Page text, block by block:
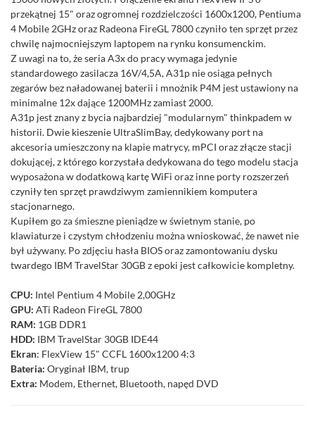
przekątnej 15" oraz ogromnej rozdzielczości 1600x1200, Pentiuma
4 Mobile 2GHz oraz Radeona FireGL 7800 czyniło ten sprzęt przez
chwilę najmocniejszym laptopem na rynku konsumenckim.
Z uwagi na to, że seria A3x do pracy wymaga jedynie
standardowego zasilacza 16V/4,5A, A31p nie osiąga pełnych
zegarów bez naładowanej baterii i mnożnik P4M jest ustawiony na
minimalne 12x dające 1200MHz zamiast 2000.
A31p jest znany z bycia najbardziej "modularnym" thinkpadem w
historii. Dwie kieszenie UltraSlimBay, dedykowany port na
akcesoria umieszczony na klapie matrycy, mPCI oraz złącze stacji
dokującej, z którego korzystała dedykowana do tego modelu stacja
wyposażona w dodatkową kartę WiFi oraz inne porty rozszerzeń
czyniły ten sprzęt prawdziwym zamiennikiem komputera
stacjonarnego.
Kupiłem go za śmieszne pieniądze w świetnym stanie, po
klawiaturze i czystym chłodzeniu można wnioskować, że nawet nie
był używany. Po zdjęciu hasła BIOS oraz zamontowaniu dysku
twardego IBM TravelStar 30GB z epoki jest całkowicie kompletny.
CPU: Intel Pentium 4 Mobile 2,00GHz
GPU: ATi Radeon FireGL 7800
RAM: 1GB DDR1
HDD: IBM TravelStar 30GB IDE44
Ekran: FlexView 15" CCFL 1600x1200 4:3
Bateria: Oryginał IBM, trup
Extra: Modem, Ethernet, Bluetooth, napęd DVD